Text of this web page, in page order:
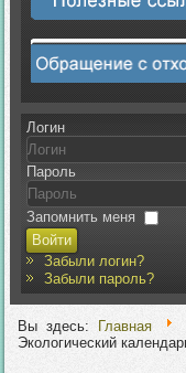
Логин
Пароль
Запомнить меня
Войти
Забыли логин?
Забыли пароль?
Вы здесь: Главная
Экологический